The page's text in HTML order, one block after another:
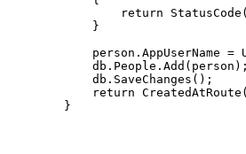
return
            }
person.AppUserName =
            db.People.Add(person);
            db.SaveChanges();
return
        }